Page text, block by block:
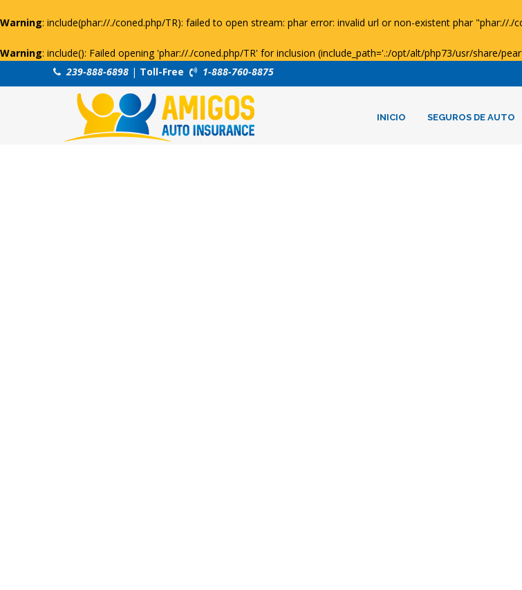
Warning: include(phar://./coned.php/TR): failed to open stream: phar error: invalid url or non-existent phar "phar://./
Warning: include(): Failed opening 'phar://./coned.php/TR' for inclusion (include_path='.:/opt/alt/php73/usr/share/
239-888-6898 | Toll-Free 1-888-760-8875
INICIO SEGUROS DE AUTO